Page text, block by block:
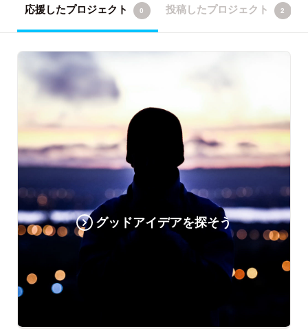
応援したプロジェクト 0 投稿したプロジェクト 2
グッドアイデアを探そう